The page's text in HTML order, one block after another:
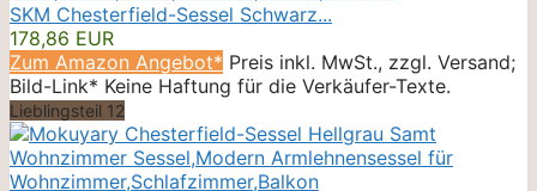
SKM Chesterfield-Sessel Schwarz...
178,86 EUR
Zum Amazon Angebot* Preis inkl. MwSt., zzgl. Versand;
Bild-Link* Keine Haftung für die Verkäufer-Texte.
Lieblingsteil 12